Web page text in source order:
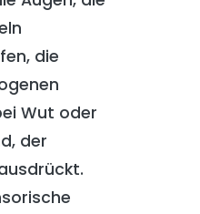
die
Wut oder
der